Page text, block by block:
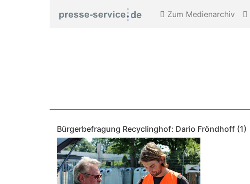
Zum Medienarchiv
Bürgerbefragung Recyclinghof: Dario Fröndhoff (1)